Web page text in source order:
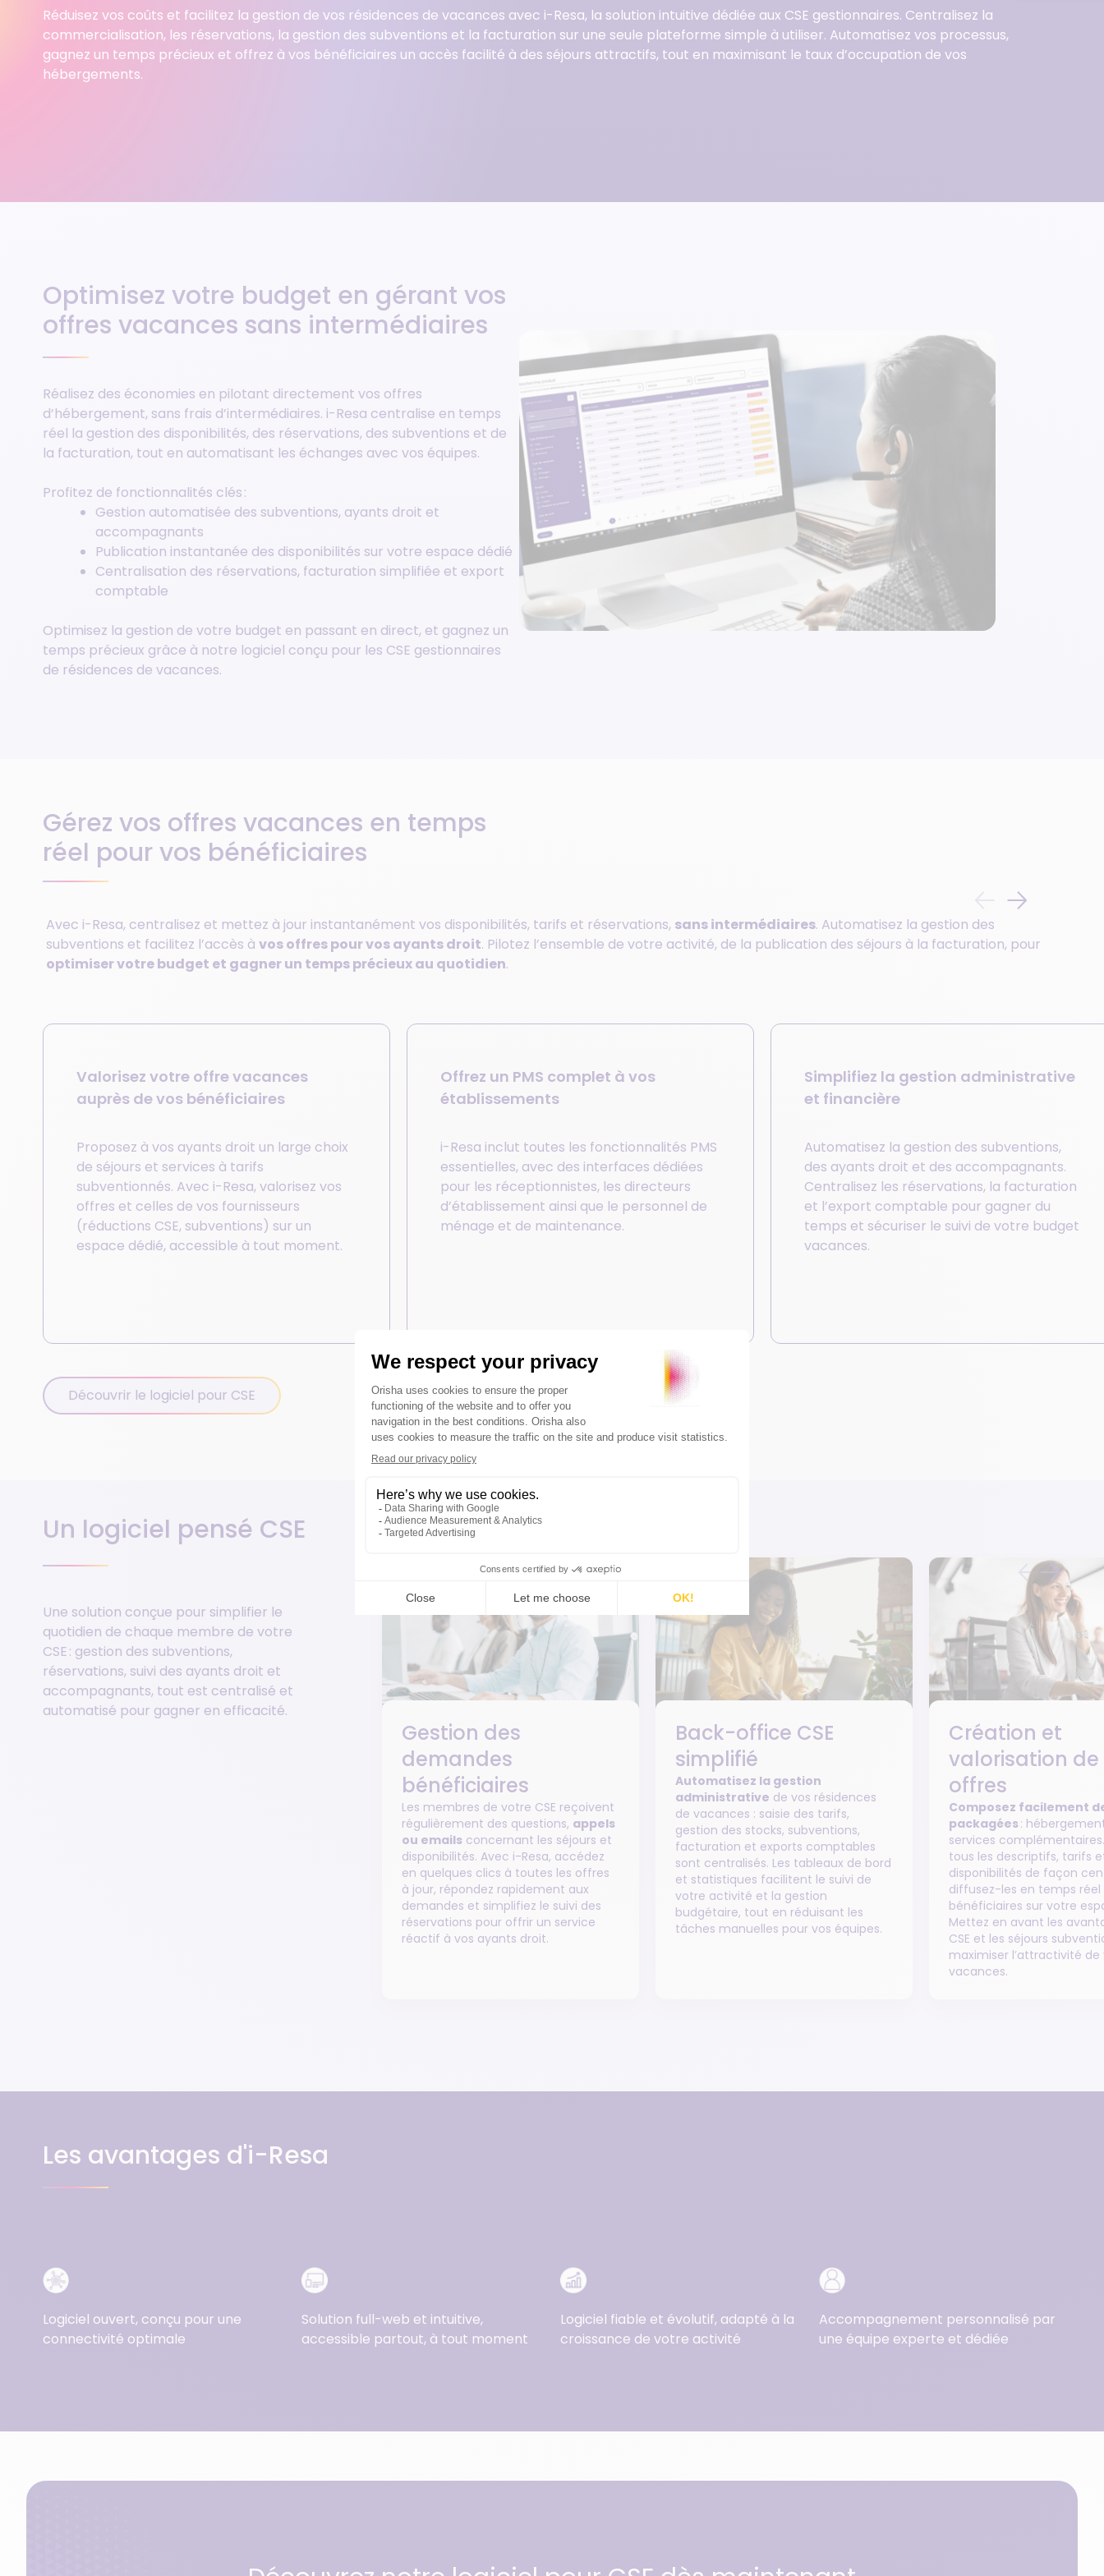
Gestionnaire de résidences
de services
Nos formations professionnelles
Gestion d’avis clients
Nos partenaires
Réduisez vos coûts et facilitez la gestion de vos résidences de vacances avec i-Resa, la solution intuitive dédiée aux CSE gestionnaires. Centralisez la
commercialisation, les réservations, la gestion des subventions et la facturation sur une seule plateforme simple à utiliser. Automatisez vos processus,
gagnez un temps précieux et offrez à vos bénéficiaires un accès facilité à des séjours attractifs, tout en maximisant le taux d’occupation de vos
hébergements.
Optimisez votre budget en gérant vos
offres vacances sans intermédiaires
Réalisez des économies en pilotant directement vos offres
d’hébergement, sans frais d’intermédiaires. i-Resa centralise en temps
réel la gestion des disponibilités, des réservations, des subventions et de
la facturation, tout en automatisant les échanges avec vos équipes.
Profitez de fonctionnalités clés :
Gestion automatisée des subventions, ayants droit et
accompagnants
Publication instantanée des disponibilités sur votre espace dédié
Centralisation des réservations, facturation simplifiée et export
comptable
Optimisez la gestion de votre budget en passant en direct, et gagnez un
temps précieux grâce à notre logiciel conçu pour les CSE gestionnaires
de résidences de vacances.
Gérez vos offres vacances en temps
réel pour vos bénéficiaires
Avec i-Resa, centralisez et mettez à jour instantanément vos disponibilités, tarifs et réservations, sans intermédiaires. Automatisez la gestion des
subventions et facilitez l’accès à vos offres pour vos ayants droit. Pilotez l’ensemble de votre activité, de la publication des séjours à la facturation, pour
optimiser votre budget et gagner un temps précieux au quotidien.
Valorisez votre offre vacances
auprès de vos bénéficiaires
Proposez à vos ayants droit un large choix
de séjours et services à tarifs
subventionnés. Avec i-Resa, valorisez vos
offres et celles de vos fournisseurs
(réductions CSE, subventions) sur un
espace dédié, accessible à tout moment.
Offrez un PMS complet à vos
établissements
i-Resa inclut toutes les fonctionnalités PMS
essentielles, avec des interfaces dédiées
pour les réceptionnistes, les directeurs
d’établissement ainsi que le personnel de
ménage et de maintenance.
Simplifiez la gestion administrative
et financière
Automatisez la gestion des subventions,
des ayants droit et des accompagnants.
Centralisez les réservations, la facturation
et l’export comptable pour gagner du
temps et sécuriser le suivi de votre budget
vacances.
Découvrir le logiciel pour CSE
Un logiciel pensé CSE
Une solution conçue pour simplifier le
quotidien de chaque membre de votre
CSE : gestion des subventions,
réservations, suivi des ayants droit et
accompagnants, tout est centralisé et
automatisé pour gagner en efficacité.
Gestion des
demandes
bénéficiaires
Les membres de votre CSE reçoivent
régulièrement des questions, appels
ou emails concernant les séjours et
disponibilités. Avec i-Resa, accédez
en quelques clics à toutes les offres
à jour, répondez rapidement aux
demandes et simplifiez le suivi des
réservations pour offrir un service
réactif à vos ayants droit.
Back-office CSE
simplifié
Automatisez la gestion
administrative de vos résidences
de vacances : saisie des tarifs,
gestion des stocks, subventions,
facturation et exports comptables
sont centralisés. Les tableaux de bord
et statistiques facilitent le suivi de
votre activité et la gestion
budgétaire, tout en réduisant les
tâches manuelles pour vos équipes.
Création et
valorisation de
offres
Composez facilement
packagées:
services
tous les descriptifs, tarifs
disponibilités de façon
diffusez-les en temps réel
bénéficiaires sur votre
Mettez en avant les
CSE et les séjours
maximiser l’attractivité
vacances.
Les avantages d'i-Resa
Logiciel ouvert, conçu pour une
connectivité optimale
Solution full-web et intuitive,
accessible partout, à tout moment
Logiciel fiable et évolutif, adapté à la
croissance de votre activité
Accompagnement personnalisé par
une équipe experte et dédiée